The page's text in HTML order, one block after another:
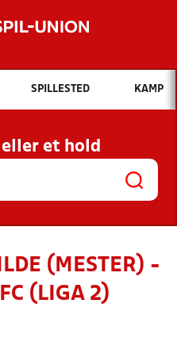
Hvad vil du søge efter?
OG NYHEDER
KLUBBER OG
SPILLESTED KAMP
et hold
(MESTER) -
(LIGA 2)